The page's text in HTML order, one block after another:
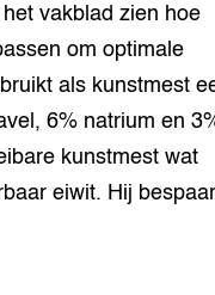
vakblad zien hoe
om optimale
als kunstmest
6% natrium en
kunstmest wat
eiwit. Hij